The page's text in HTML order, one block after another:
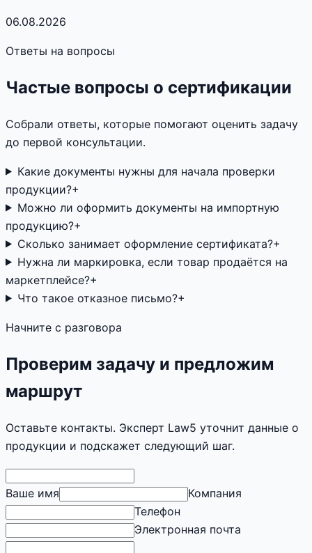
06.08.2026
Ответы на вопросы
Частые вопросы о сертификации
Собрали ответы, которые помогают оценить задачу
до первой консультации.
Какие документы нужны для начала проверки
продукции?+
Можно ли оформить документы на импортную
продукцию?+
Сколько занимает оформление сертификата?+
Нужна ли маркировка, если товар продаётся на
маркетплейсе?+
Что такое отказное письмо?+
Начните с разговора
Проверим задачу и предложим
маршрут
Оставьте контакты. Эксперт Law5 уточнит данные о
продукции и подскажет следующий шаг.
Ваше имя
Компания
Телефон
Электронная почта